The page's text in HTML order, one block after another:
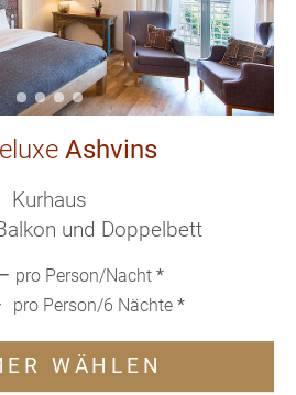
Ashvins
Kurhaus
und Doppelbett
pro Person/Nacht *
pro Person/6 Nächte *
WÄHLEN